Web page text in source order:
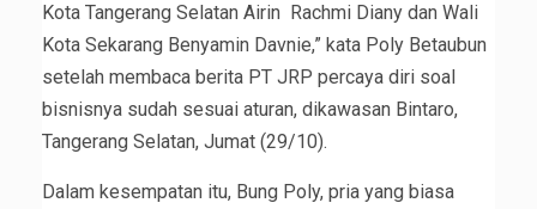
Kota Tangerang Selatan Airin Rachmi Diany dan Wali
Kota Sekarang Benyamin Davnie,” kata Poly Betaubun
setelah membaca berita PT JRP percaya diri soal
bisnisnya sudah sesuai aturan, dikawasan Bintaro,
Tangerang Selatan, Jumat (29/10).
Dalam kesempatan itu, Bung Poly, pria yang biasa